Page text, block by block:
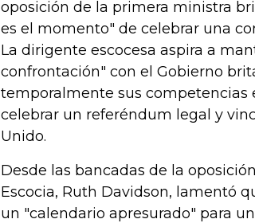
oposición de la primera ministra
es el momento" de celebrar una
La dirigente escocesa aspira a
confrontación" con el Gobierno
temporalmente sus competencias
celebrar un referéndum legal y
Unido.
Desde las bancadas de la
Escocia, Ruth Davidson, lamentó
un "calendario apresurado" para